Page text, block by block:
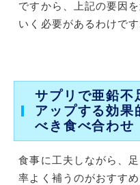
ですから、上記の要因
いく必要があるわけです
サプリで亜鉛不
アップする効果
べき食べ合わせ
食事に工夫しながら、
率よく補うのがおすすめ